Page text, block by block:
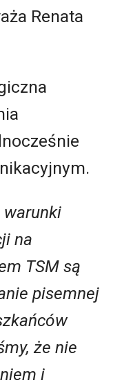
Renata
warunki
na
TSM są
pisemnej
że nie
i